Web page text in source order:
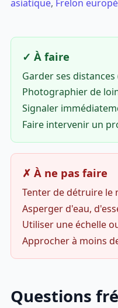
asiatique, Frelon
✓ À faire
Garder ses
Photographier de
Signaler
Faire intervenir un
✗ À ne pas faire
Tenter de détruire le
Asperger d'eau,
Utiliser une échelle
Approcher à moins
Questions